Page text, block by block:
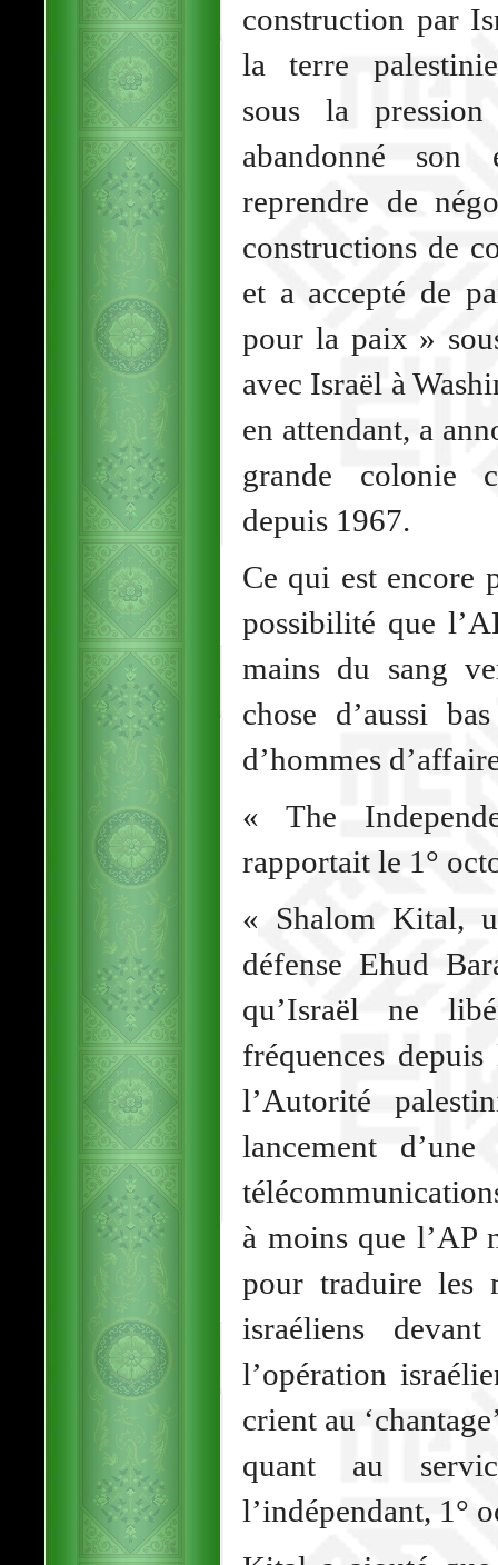
construction par
la terre
sous la
abandonné son
reprendre de
constructions de
et a accepté de
pour la paix »
avec Israël à
en attendant, a
grande colonie
depuis 1967.
Ce qui est encore
possibilité que
mains du sang
chose d’aussi
d’hommes
« The
rapportait le 1°
« Shalom Kital,
défense Ehud
qu’Israël ne
fréquences
l’Autorité
lancement
à moins que l’AP
pour traduire les
israéliens
l’opération
crient au
quant au
l’indépendant, 1°